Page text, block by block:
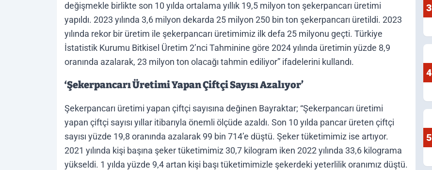
değişmekle birlikte son 10 yılda ortalama yıllık 19,5 milyon ton şekerpancarı üretimi
yapıldı. 2023 yılında 3,6 milyon dekarda 25 milyon 250 bin ton şekerpancarı üretildi. 2023
yılında rekor bir üretim ile şekerpancarı üretimimiz ilk defa 25 milyonu geçti. Türkiye
İstatistik Kurumu Bitkisel Üretim 2’nci Tahminine göre 2024 yılında üretimin yüzde 8,9
oranında azalarak, 23 milyon ton olacağı tahmin ediliyor” ifadelerini kullandı.
‘Şekerpancarı Üretimi Yapan Çiftçi Sayısı Azalıyor’
Şekerpancarı üretimi yapan çiftçi sayısına değinen Bayraktar; “Şekerpancarı üretimi
yapan çiftçi sayısı yıllar itibarıyla önemli ölçüde azaldı. Son 10 yılda pancar üreten çiftçi
sayısı yüzde 19,8 oranında azalarak 99 bin 714’e düştü. Şeker tüketimimiz ise artıyor.
2021 yılında kişi başına şeker tüketimimiz 30,7 kilogram iken 2022 yılında 33,6 kilograma
yükseldi. 1 yılda yüzde 9,4 artan kişi başı tüketimimizle şekerdeki yeterlilik oranımız düştü.
3
4
5